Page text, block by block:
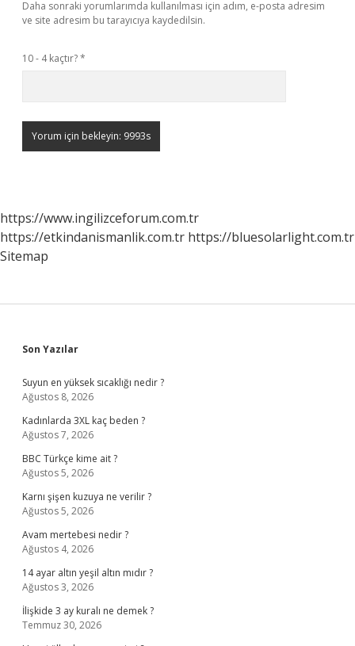
Daha sonraki yorumlarımda kullanılması için adım, e-posta adresim
ve site adresim bu tarayıcıya kaydedilsin.
10 - 4 kaçtır?*
https://www.ingilizceforum.com.tr
https://etkindanismanlik.com.tr https://bluesolarlight.com.tr
Sitemap
Sidebar
Son Yazılar
Suyun en yüksek sıcaklığı nedir ?
Ağustos 8, 2026
Kadınlarda 3XL kaç beden ?
Ağustos 7, 2026
BBC Türkçe kime ait ?
Ağustos 5, 2026
Karnı şişen kuzuya ne verilir ?
Ağustos 5, 2026
Avam mertebesi nedir ?
Ağustos 4, 2026
14 ayar altın yeşil altın mıdır ?
Ağustos 3, 2026
İlişkide 3 ay kuralı ne demek ?
Temmuz 30, 2026